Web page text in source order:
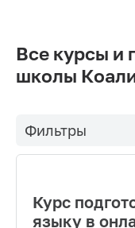
Все курсы и
школы
Фильтры
Курс
языку в